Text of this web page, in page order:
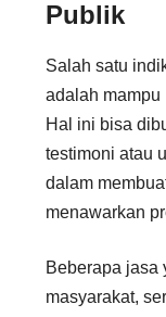
Publik
Salah satu
adalah mampu
Hal ini bisa
testimoni atau
dalam
menawarkan
Beberapa jasa
masyarakat,